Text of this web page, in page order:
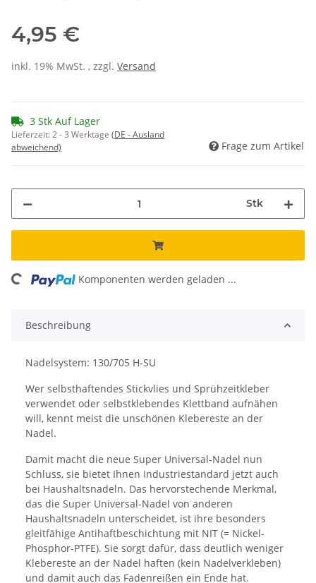
4,95 €
inkl. 19% MwSt. , zzgl. Versand
3 Stk Auf Lager
Lieferzeit:2 - 3 Werktage (DE - Ausland
abweichend)
Frage zum Artikel
Stk
Komponenten werden geladen ...
Beschreibung
Nadelsystem: 130/705 H-SU
Wer selbsthaftendes Stickvlies und Sprühzeitkleber
verwendet oder selbstklebendes Klettband aufnähen
will, kennt meist die unschönen Klebereste an der
Nadel.
Damit macht die neue Super Universal-Nadel nun
Schluss, sie bietet Ihnen Industriestandard jetzt auch
bei Haushaltsnadeln. Das hervorstechende Merkmal,
das die Super Universal-Nadel von anderen
Haushaltsnadeln unterscheidet, ist ihre besonders
gleitfähige Antihaftbeschichtung mit NIT (= Nickel-
Phosphor-PTFE). Sie sorgt dafür, dass deutlich weniger
Klebereste an der Nadel haften (kein Nadelverkleben)
und damit auch das Fadenreißen ein Ende hat.